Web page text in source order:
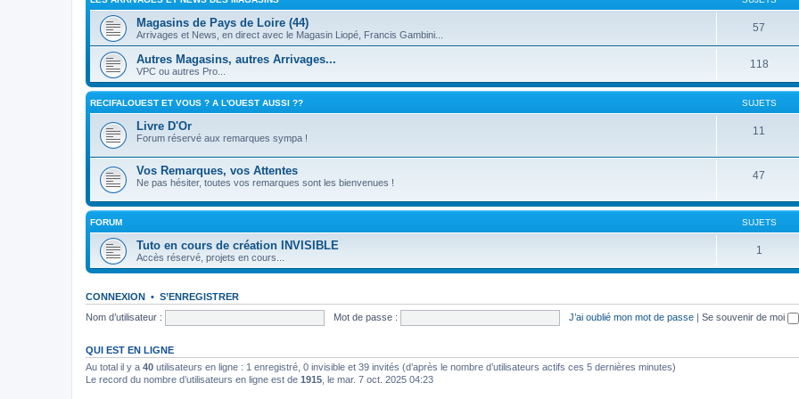
Magasins de Pays de Loire (44)
Arrivages et News, en direct avec le Magasin Liopé, Francis Gambini...
57
Autres Magasins, autres Arrivages...
VPC ou autres Pro...
118
RECIFALOUEST ET VOUS ? A L'OUEST AUSSI ?? SUJETS
Livre D'Or
Forum réservé aux remarques sympa !
11
Vos Remarques, vos Attentes
Ne pas hésiter, toutes vos remarques sont les bienvenues !
47
FORUM SUJETS
Tuto en cours de création INVISIBLE
Accès réservé, projets en cours...
1
CONNEXION • S’ENREGISTRER
Nom d’utilisateur :
Mot de passe : J’ai oublié mon mot de passe | Se souvenir de moi
QUI EST EN LIGNE
Au total il y a 40 utilisateurs en ligne : 1 enregistré, 0 invisible et 39 invités (d’après le nombre d’utilisateurs actifs ces 5 dernières minutes)
Le record du nombre d’utilisateurs en ligne est de 1915 , le mar. 7 oct. 2025 04:23